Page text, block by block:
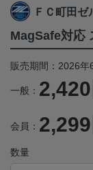
ＦＣ町田ゼ
MagSafe対応
販売期間：2026
一般： 2,420
会員： 2,299
数量